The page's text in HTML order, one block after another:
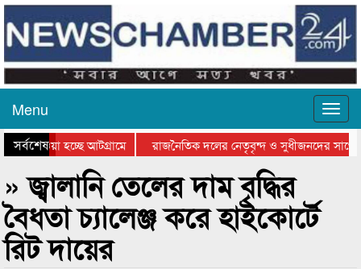
Menu
সর্বশেষ
যাওয়া হচ্ছে আটগ্রামে
রাজনৈতিক দলের নেতৃবৃন্দ ও সুধীজনদের সাথে
পুরস্কার বিতরণ সম্পন্ন
সিলেটে বাংলাদেশ গ্রুপ থিয়েটার
» জ্বালানি তেলের দাম বৃদ্ধির
বৈধতা চ্যালেঞ্জ করে হাইকোর্টে
রিট দায়ের